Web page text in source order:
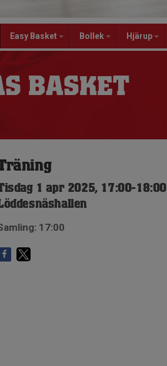
Easy Basket Bollek Hjärup
BASKET
1 apr 2025, 17:00-18:00
17:00